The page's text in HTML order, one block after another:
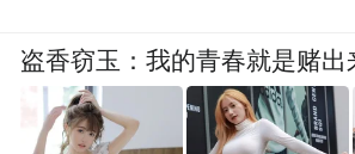
盗香窃玉：我的青春就是赌出